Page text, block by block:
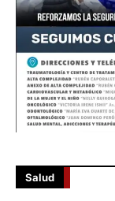
Salud